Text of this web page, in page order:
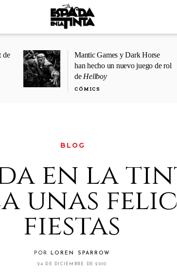
de
Mantic Games y Dark Horse
han hecho un nuevo juego de rol
de Hellboy
CÓMICS
BLOG
en la
unas
fiestas
POR LOREN SPARROW
24 DE DICIEMBRE DE 2010